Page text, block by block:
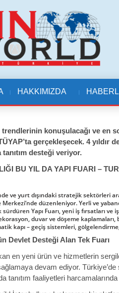
HAKKIMIZDA
konuşulacağı ve en
gerçekleşecek. 4 yıldır
tanıtım desteği veriyor.
BU YIL DA YAPI FUARI –
ve yurt dışındaki stratejik sektörleri
Merkezi’nde düzenleniyor. Yerli ve
Yapı Fuarı, yeni iş fırsatları ve
duvar ve döşeme kaplamaları,
kapı – geçiş sistemleri,
Devlet Desteği Alan Tek Fuarı
en yeni ürün ve hizmetlerin
devam ediyor. Türkiye’de
da tanıtım faaliyetleri